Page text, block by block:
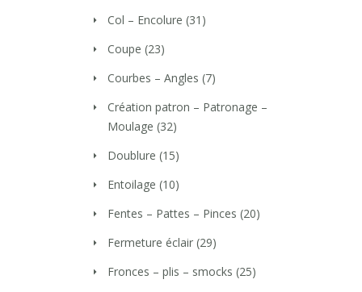
Col – Encolure (31)
Coupe (23)
Courbes – Angles (7)
Création patron – Patronage –
Moulage (32)
Doublure (15)
Entoilage (10)
Fentes – Pattes – Pinces (20)
Fermeture éclair (29)
Fronces – plis – smocks (25)